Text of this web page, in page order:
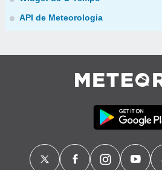
API de Meteorologia